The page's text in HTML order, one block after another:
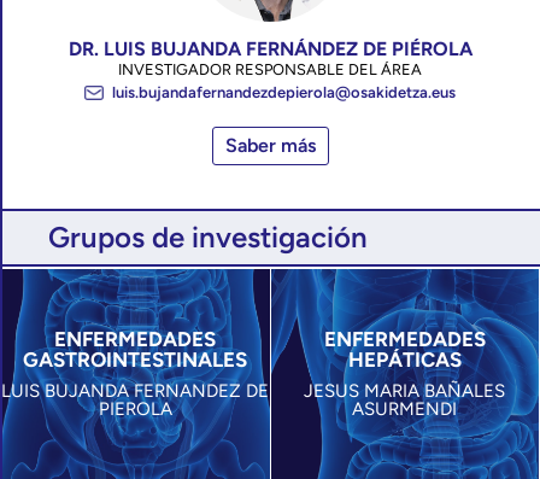
DR. LUIS BUJANDA FERNÁNDEZ DE PIÉROLA
INVESTIGADOR RESPONSABLE DEL ÁREA
luis.bujandafernandezdepierola@osakidetza.eus
Saber más
Grupos de investigación
ENFERMEDADES
GASTROINTESTINALES
LUIS BUJANDA FERNANDEZ DE
PIEROLA
ENFERMEDADES
HEPÁTICAS
JESUS MARIA BAÑALES
ASURMENDI